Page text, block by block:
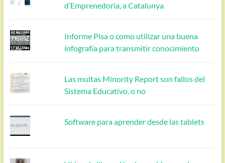
d’Emprenedoria, a Catalunya
Informe Pisa o como utilizar una buena
infografía para transmitir conocimiento
Las multas Minority Report son fallos del
Sistema Educativo, o no
Software para aprender desde las tablets